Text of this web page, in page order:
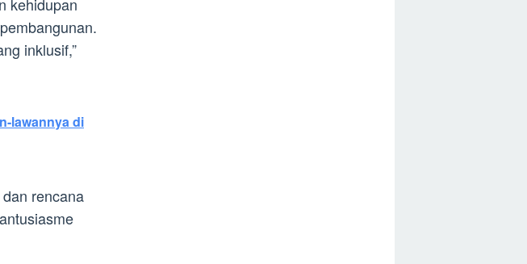
inklusif,”
lawannya di
rencana